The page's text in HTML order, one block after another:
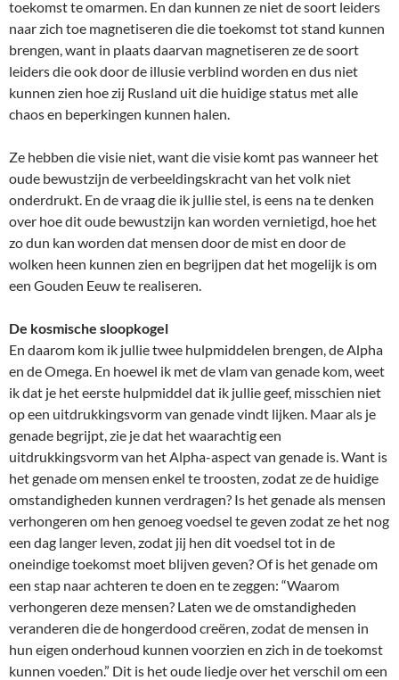
toekomst te omarmen. En dan kunnen ze niet de soort leiders
naar zich toe magnetiseren die die toekomst tot stand kunnen
brengen, want in plaats daarvan magnetiseren ze de soort
leiders die ook door de illusie verblind worden en dus niet
kunnen zien hoe zij Rusland uit die huidige status met alle
chaos en beperkingen kunnen halen.
Ze hebben die visie niet, want die visie komt pas wanneer het
oude bewustzijn de verbeeldingskracht van het volk niet
onderdrukt. En de vraag die ik jullie stel, is eens na te denken
over hoe dit oude bewustzijn kan worden vernietigd, hoe het
zo dun kan worden dat mensen door de mist en door de
wolken heen kunnen zien en begrijpen dat het mogelijk is om
een Gouden Eeuw te realiseren.
De kosmische sloopkogel
En daarom kom ik jullie twee hulpmiddelen brengen, de Alpha
en de Omega. En hoewel ik met de vlam van genade kom, weet
ik dat je het eerste hulpmiddel dat ik jullie geef, misschien niet
op een uitdrukkingsvorm van genade vindt lijken. Maar als je
genade begrijpt, zie je dat het waarachtig een
uitdrukkingsvorm van het Alpha-aspect van genade is. Want is
het genade om mensen enkel te troosten, zodat ze de huidige
omstandigheden kunnen verdragen? Is het genade als mensen
verhongeren om hen genoeg voedsel te geven zodat ze het nog
een dag langer leven, zodat jij hen dit voedsel tot in de
oneindige toekomst moet blijven geven? Of is het genade om
een stap naar achteren te doen en te zeggen: “Waarom
verhongeren deze mensen? Laten we de omstandigheden
veranderen die de hongerdood creëren, zodat de mensen in
hun eigen onderhoud kunnen voorzien en zich in de toekomst
kunnen voeden.” Dit is het oude liedje over het verschil om een